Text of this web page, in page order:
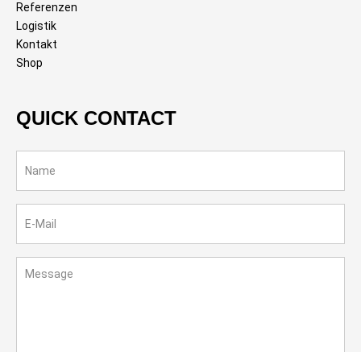
Referenzen
Logistik
Kontakt
Shop
QUICK CONTACT